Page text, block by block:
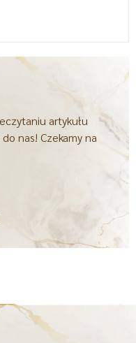
artykułu
nas! Czekamy na